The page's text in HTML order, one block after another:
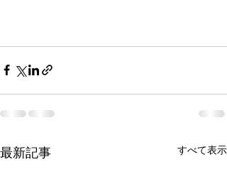
最新記事 すべて表示